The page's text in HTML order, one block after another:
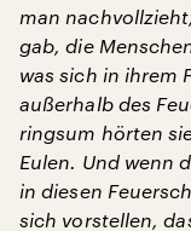
man
gab, die
was sich in ihrem
außerhalb des
ringsum hörten
Eulen. Und wenn
in diesen
sich vorstellen,